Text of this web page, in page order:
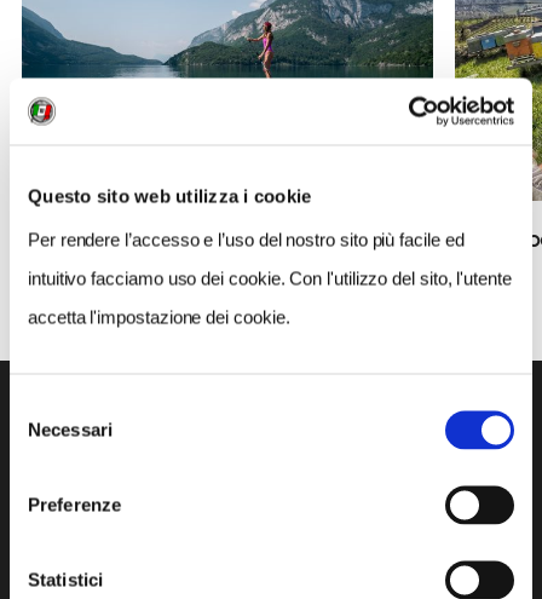
Questo sito web utilizza i cookie
Per rendere l’accesso e l’uso del nostro sito più facile ed
intuitivo facciamo uso dei cookie. Con l'utilizzo del sito, l'utente
accetta l'impostazione dei cookie.
delNecessari
Preferenze
Statistici
Il lago di Molveno: divertimento e relax
per tutta la famiglia
Porta il